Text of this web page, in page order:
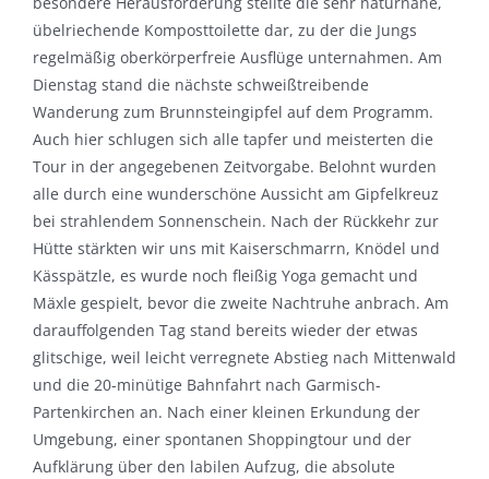
übelriechende Komposttoilette dar, zu der die Jungs
regelmäßig oberkörperfreie Ausflüge unternahmen. Am
Dienstag stand die nächste schweißtreibende
Wanderung zum Brunnsteingipfel auf dem Programm.
Auch hier schlugen sich alle tapfer und meisterten die
Tour in der angegebenen Zeitvorgabe. Belohnt wurden
alle durch eine wunderschöne Aussicht am Gipfelkreuz
bei strahlendem Sonnenschein. Nach der Rückkehr zur
Hütte stärkten wir uns mit Kaiserschmarrn, Knödel und
Kässpätzle, es wurde noch fleißig Yoga gemacht und
Mäxle gespielt, bevor die zweite Nachtruhe anbrach. Am
darauffolgenden Tag stand bereits wieder der etwas
glitschige, weil leicht verregnete Abstieg nach Mittenwald
und die 20-minütige Bahnfahrt nach Garmisch-
Partenkirchen an. Nach einer kleinen Erkundung der
Umgebung, einer spontanen Shoppingtour und der
Aufklärung über den labilen Aufzug, die absolute